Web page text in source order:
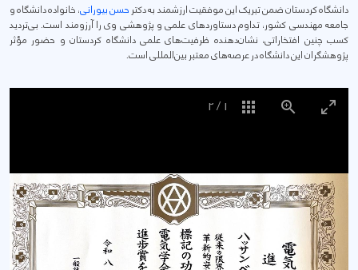
دانشگاه کردستان ضمن تبریک این موفقیت ارزشمند به دکترحسن بیورانی، خانواده دانشگاه و
جامعه مهندسی کشور، تداوم دستاوردهای علمی و پژوهشی وی را آرزومند است. بی‌تردید
کسب چنین افتخاراتی، نشان‌دهنده ظرفیت‌های علمی دانشگاه کردستان و حضور مؤثر
پژوهشگران این دانشگاه در عرصه‌های معتبر بین‌المللی است.
1
/
2